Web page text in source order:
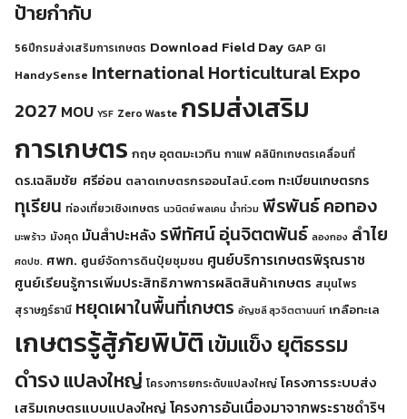
ป้ายกำกับ
56ปีกรมส่งเสริมการเกษตร Download Field Day GAP GI
HandySense International Horticultural Expo
2027 MOU YSF Zero Waste กรมส่งเสริม
การเกษตร กฤษ อุตตมะเวทิน กาแฟ คลินิกเกษตรเคลื่อนที่
ดร.เฉลิมชัย ศรีอ่อน ตลาดเกษตรกรออนไลน์.com ทะเบียนเกษตรกร
ทุเรียน ท่องเที่ยวเชิงเกษตร นวนิตย์ พลเคน น้ำท่วม พีรพันธ์ คอทอง
มะพร้าว มังคุด มันสำปะหลัง รพีทัศน์ อุ่นจิตตพันธ์ ลองกอง ลำไย
ศดปช. ศพก. ศูนย์จัดการดินปุ๋ยชุมชน ศูนย์บริการเกษตรพิรุณราช
ศูนย์เรียนรู้การเพิ่มประสิทธิภาพการผลิตสินค้าเกษตร สมุนไพร
สุราษฎร์ธานี หยุดเผาในพื้นที่เกษตร อัญชลี สุวจิตตานนท์ เกลือทะเล
เกษตรรู้สู้ภัยพิบัติ เข้มแข็ง ยุติธรรม
ดำรงแปลงใหญ่ โครงการยกระดับแปลงใหญ่ โครงการระบบส่ง
เสริมเกษตรแบบแปลงใหญ่ โครงการอันเนื่องมาจากพระราชดำริฯ